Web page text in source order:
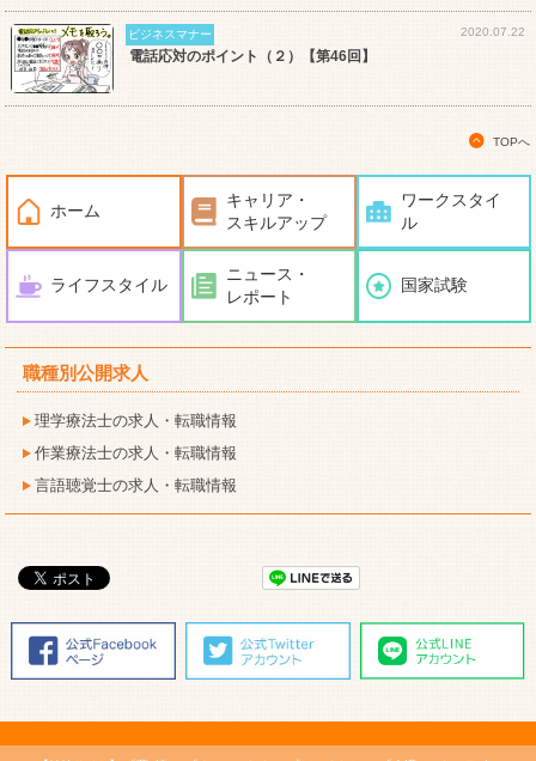
ビジネスマナー 2020.07.22
電話応対のポイント（２）【第46回】
TOPへ
ホーム
キャリア・
スキルアップ
ワークスタイ
ル
ライフスタイル
ニュース・
レポート
国家試験
職種別公開求人
理学療法士の求人・転職情報
作業療法士の求人・転職情報
言語聴覚士の求人・転職情報